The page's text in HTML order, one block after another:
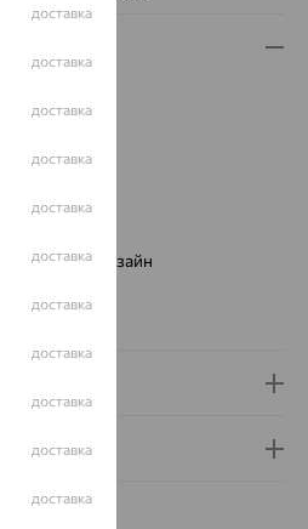
Европейский дизайн
доставка
доставка
доставка
доставка
доставка
доставка
доставка
доставка
доставка
доставка
доставка